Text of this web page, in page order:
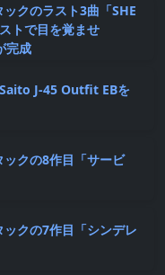
クのラスト3曲「SHE
トで目を覚ませ
完成
J-45 Outfit EBを
クの8作目「サービ
クの7作目「シンデレ